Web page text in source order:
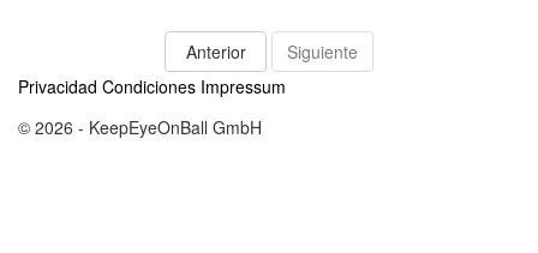
Anterior
Siguiente
Privacidad Condiciones Impressum
© 2026 - KeepEyeOnBall GmbH